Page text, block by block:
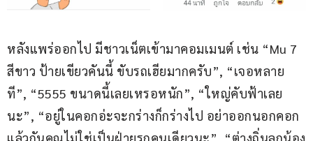
หลังแพร่ออกไป มีชาวเน็ตเข้ามาคอมเมนต์ เช่น “Mu 7
สีขาว ป้ายเขียวคันนี้ ขับรถเฮียมากครับ”, “เจอหลาย
ที”, “5555 ขนาดนี้เลยเหรอหนัก”, “ใหญ่คับฟ้าเลย
นะ”, “อยู่ในคอกอ่ะจะกร่างก็กร่างไป อย่าออกนอกคอก
แล้วกันคุณไม่ใช่เป็นฝ่ายรุกคนเดียวนะ”, “ต่างถิ่นลูกน้อง